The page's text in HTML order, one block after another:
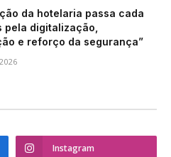
da hotelaria passa cada
pela digitalização,
e reforço da segurança”
Instagram